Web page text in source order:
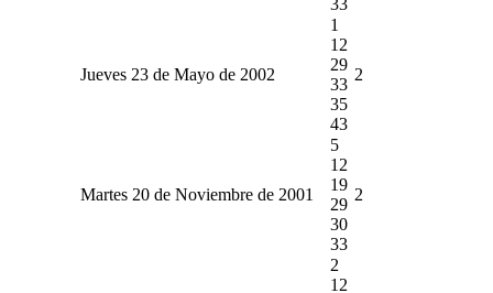
Jueves 23 de Mayo de 2002
1
12
29
33
35
43
2
Martes 20 de Noviembre de 2001
5
12
19
29
30
33
2
2
12